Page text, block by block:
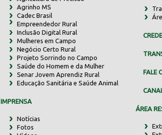
Agrinho MS
Cadec Brasil
Empreendedor Rural
Inclusão Digital Rural
Mulheres em Campo
Negócio Certo Rural
Projeto Sorrindo no Campo
Saúde do Homem e da Mulher
Senar Jovem Aprendiz Rural
Educação Sanitária e Saúde Animal
IMPRENSA
Notícias
Fotos
FALE
ÁREA